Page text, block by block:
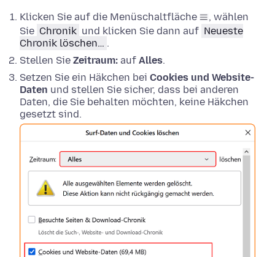
Klicken Sie auf die Menüschaltfläche
, wählen
Sie Chronik und klicken Sie dann auf Neueste
Chronik löschen… .
Stellen Sie Zeitraum: auf Alles.
Setzen Sie ein Häkchen bei Cookies und Website-
Daten und stellen Sie sicher, dass bei anderen
Daten, die Sie behalten möchten, keine Häkchen
gesetzt sind.